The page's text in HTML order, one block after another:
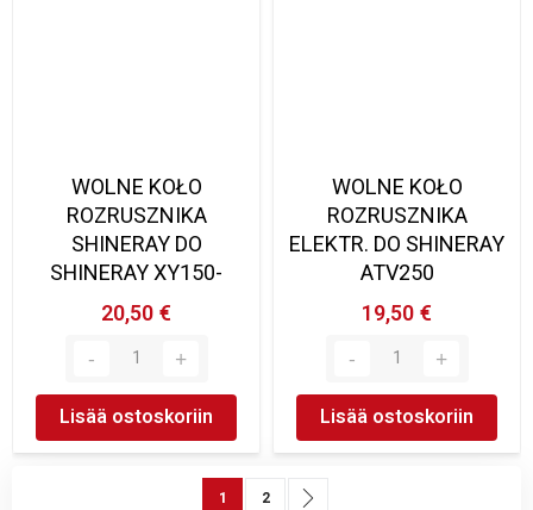
WOLNE KOŁO
ROZRUSZNIKA
SHINERAY DO
SHINERAY XY150-
20,50 €
Lisää ostoskoriin
WOLNE KOŁO
ROZRUSZNIKA
ELEKTR. DO SHINERAY
ATV250
19,50 €
Lisää ostoskoriin
SivuYou're currently reading page
1 Sivu
2